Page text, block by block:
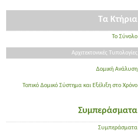
Τα Κτήρια
Το Σύνολο
Αρχιτεκτονικές Τυπολογίες
Δομική Ανάλυση
Τοπικό Δομικό Σύστημα και Εξέλιξη στο Χρόνο
Συμπεράσματα
Συμπεράσματα